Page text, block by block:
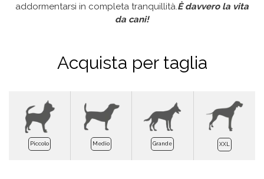
addormentarsi in completa tranquillità.È davvero la vita
da cani!
Acquista per taglia
Piccolo Medio Grande XXL